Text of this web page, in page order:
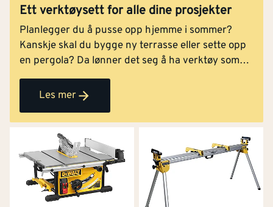
Ett verktøysett for alle dine prosjekter
Planlegger du å pusse opp hjemme i sommer?
Kanskje skal du bygge ny terrasse eller sette opp
en pergola? Da lønner det seg å ha verktøy som
egner seg for jobben – og ikke minst har god
batteritid. Med Ryobis nye verktøysett får du nå
samlet i én pakke – sammen med to EDGE-
batterier som gjør det mulig å bytte batteri når det
første trenger ladning.
Les mer